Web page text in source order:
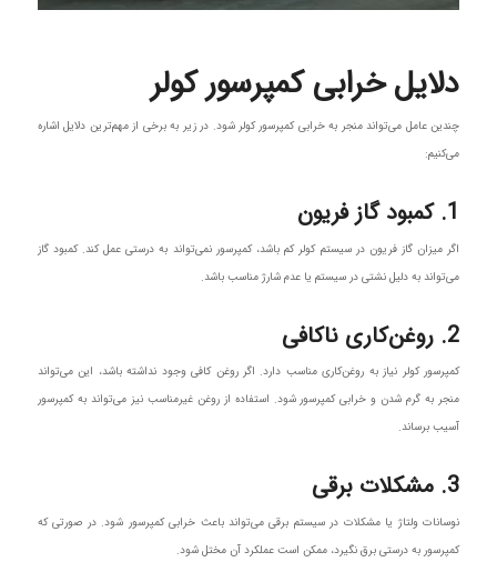
دلایل خرابی کمپرسور کولر
چندین عامل می‌تواند منجر به خرابی کمپرسور کولر شود. در زیر به برخی از مهم‌ترین دلایل اشاره
می‌کنیم:
1. کمبود گاز فریون
اگر میزان گاز فریون در سیستم کولر کم باشد، کمپرسور نمی‌تواند به درستی عمل کند. کمبود گاز
می‌تواند به دلیل نشتی در سیستم یا عدم شارژ مناسب باشد.
2. روغن‌کاری ناکافی
کمپرسور کولر نیاز به روغن‌کاری مناسب دارد. اگر روغن کافی وجود نداشته باشد، این می‌تواند
منجر به گرم شدن و خرابی کمپرسور شود. استفاده از روغن غیرمناسب نیز می‌تواند به کمپرسور
آسیب برساند.
3. مشکلات برقی
نوسانات ولتاژ یا مشکلات در سیستم برقی می‌تواند باعث خرابی کمپرسور شود. در صورتی که
کمپرسور به درستی برق نگیرد، ممکن است عملکرد آن مختل شود.